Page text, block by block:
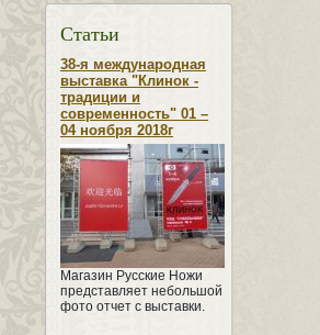
Статьи
38-я международная
выставка "Клинок -
традиции и
современность" 01 –
04 ноября 2018г
Магазин Русские Ножи
представляет небольшой
фото отчет с выставки.